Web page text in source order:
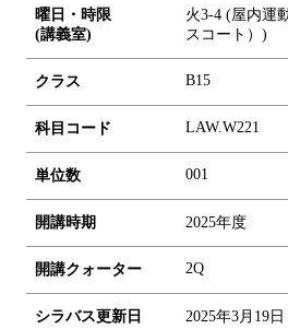
曜日・時限
(講義室)
火3-4 (屋内運
スコート）)
クラス B15
科目コード LAW.W221
単位数 001
開講時期 2025年度
開講クォーター 2Q
シラバス更新日 2025年3月19日